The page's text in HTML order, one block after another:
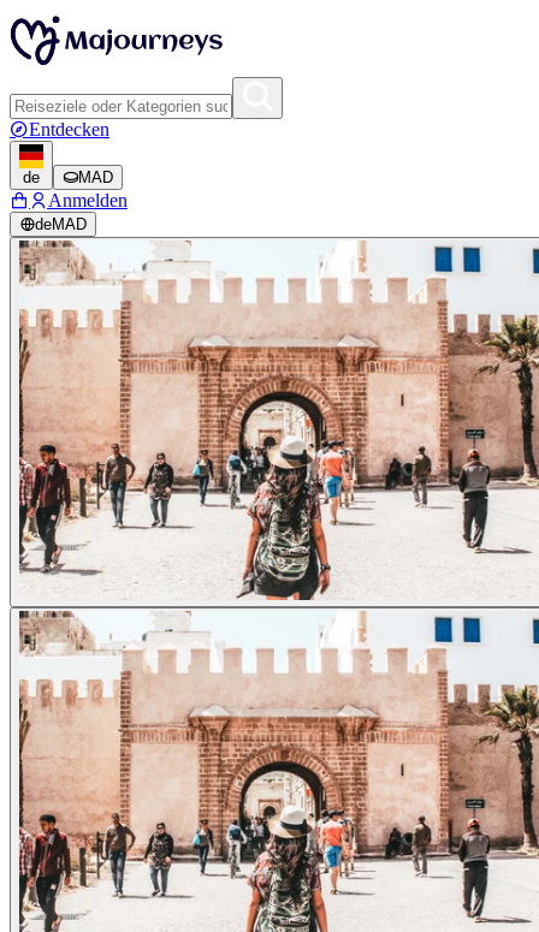
Entdecken
de MAD
Anmelden
deMAD